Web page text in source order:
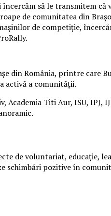
să le transmitem că
de comunitatea din
de competiție,
din România, printre care
activă a comunității.
Titi Aur, ISU, IPJ,
de voluntariat, educație,
pozitive în